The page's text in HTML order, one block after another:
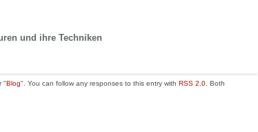
und ihre Techniken
"Blog". You can follow any responses to this entry with RSS 2.0. Both